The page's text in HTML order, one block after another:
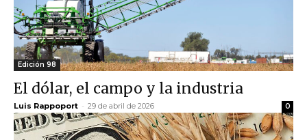
Edición 98
El dólar, el campo y la industria
Luis Rappoport - 29 de abril de 2026 0